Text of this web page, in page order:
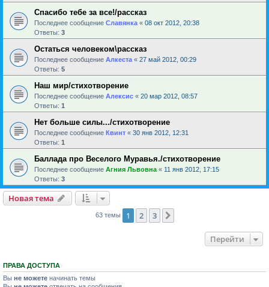
Спасибо тебе за все!/рассказ
Последнее сообщение Славянка « 08 окт 2012, 20:38
Ответы: 3
Остаться человеком\рассказ
Последнее сообщение Алкеста « 27 май 2012, 00:29
Ответы: 5
Наш мир/стихотворение
Последнее сообщение Алексис « 20 мар 2012, 08:57
Ответы: 1
Нет больше силы.../стихотворение
Последнее сообщение Квинт « 30 янв 2012, 12:31
Ответы: 1
Баллада про Веселого Муравья./стихотворение
Последнее сообщение Агния Львовна « 11 янв 2012, 17:15
Ответы: 3
Новая тема
63 темы 1 2 3
Перейти
ПРАВА ДОСТУПА
Вы не можете начинать темы